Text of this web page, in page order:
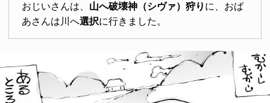
おじいさんは、 山へ破壊神（シヴァ）狩り に、おば
あさんは川へ選択に行きました。